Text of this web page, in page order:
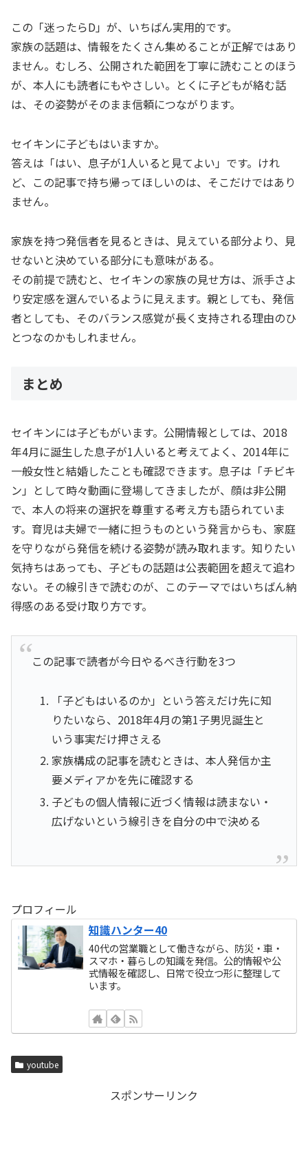
この「迷ったらD」が、いちばん実用的です。
家族の話題は、情報をたくさん集めることが正解ではあり
ません。むしろ、公開された範囲を丁寧に読むことのほう
が、本人にも読者にもやさしい。とくに子どもが絡む話
は、その姿勢がそのまま信頼につながります。
セイキンに子どもはいますか。
答えは「はい、息子が1人いると見てよい」です。けれ
ど、この記事で持ち帰ってほしいのは、そこだけではあり
ません。
家族を持つ発信者を見るときは、見えている部分より、見
せないと決めている部分にも意味がある。
その前提で読むと、セイキンの家族の見せ方は、派手さよ
り安定感を選んでいるように見えます。親としても、発信
者としても、そのバランス感覚が長く支持される理由のひ
とつなのかもしれません。
まとめ
セイキンには子どもがいます。公開情報としては、2018
年4月に誕生した息子が1人いると考えてよく、2014年に
一般女性と結婚したことも確認できます。息子は「チビキ
ン」として時々動画に登場してきましたが、顔は非公開
で、本人の将来の選択を尊重する考え方も語られていま
す。育児は夫婦で一緒に担うものという発言からも、家庭
を守りながら発信を続ける姿勢が読み取れます。知りたい
気持ちはあっても、子どもの話題は公表範囲を超えて追わ
ない。その線引きで読むのが、このテーマではいちばん納
得感のある受け取り方です。
この記事で読者が今日やるべき行動を3つ
「子どもはいるのか」という答えだけ先に知
りたいなら、2018年4月の第1子男児誕生と
いう事実だけ押さえる
家族構成の記事を読むときは、本人発信か主
要メディアかを先に確認する
子どもの個人情報に近づく情報は読まない・
広げないという線引きを自分の中で決める
プロフィール
知識ハンター40
40代の営業職として働きながら、防災・車・
スマホ・暮らしの知識を発信。公的情報や公
式情報を確認し、日常で役立つ形に整理して
います。
youtube
スポンサーリンク